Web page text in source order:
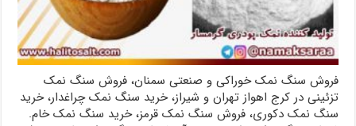
فروش سنگ نمک خوراکی و صنعتی سمنان، فروش سنگ نمک
تزئینی در کرج اهواز تهران و شیراز، خرید سنگ نمک چراغدار، خرید
سنگ نمک دکوری، فروش سنگ نمک قرمز، خرید سنگ نمک خام.